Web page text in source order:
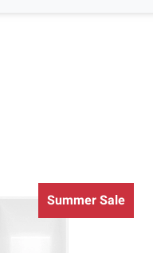
Summer Sale